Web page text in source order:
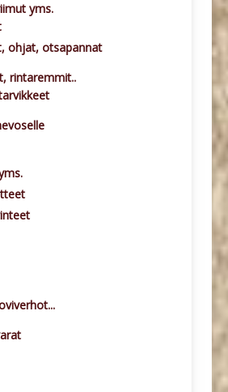
yms.
ohjat, otsapannat
rintaremmit..